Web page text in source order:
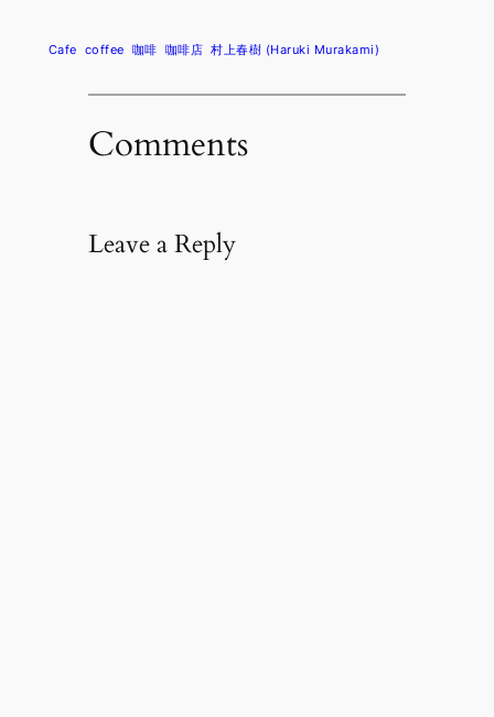
Cafe coffee 咖啡 咖啡店 村上春樹 (Haruki Murakami)
Comments
Leave a Reply